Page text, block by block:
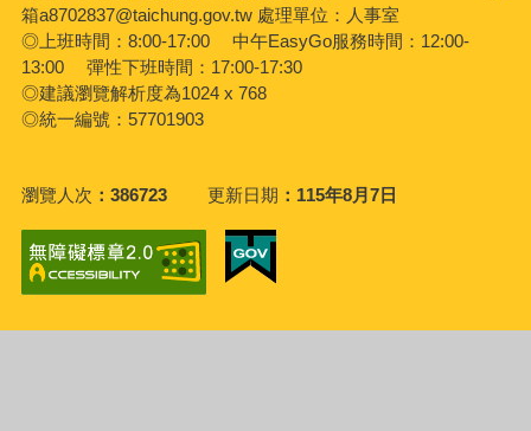
箱a8702837@taichung.gov.tw 處理單位：人事室
◎上班時間：8:00-17:00 中午EasyGo服務時間：12:00-
13:00 彈性下班時間：17:00-17:30
◎建議瀏覽解析度為1024 x 768
◎統一編號：57701903
瀏覽人次 386723 更新日期 115年8月7日